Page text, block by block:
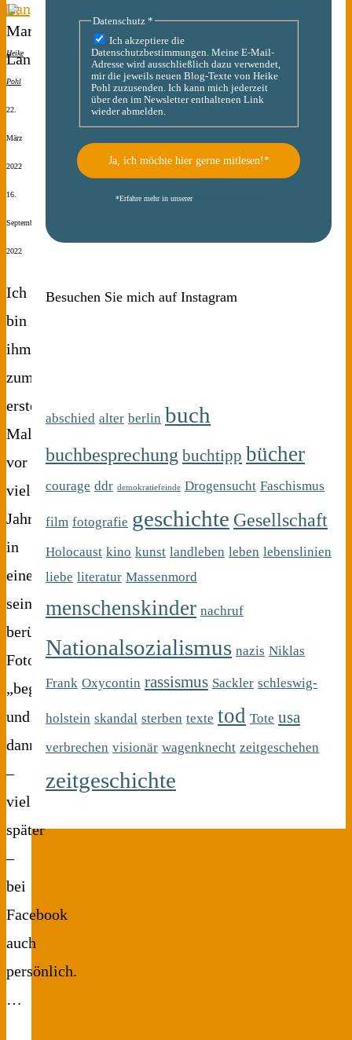
Langer
Heike
Pohl
22.
März
2022
16.
September
2022
Ich
bin
ihm
zum
ersten
Mal
vor
vielen
Jahren
in
einem
seiner
berühmtesten
Fotos
„begegnet“
und
dann
–
viel
später
–
bei
Facebook
auch
persönlich.
…
Datenschutz *
Ich akzeptiere die
Datenschutzbestimmungen. Meine E-Mail-
Adresse wird ausschließlich dazu verwendet,
mir die jeweils neuen Blog-Texte von Heike
Pohl zuzusenden. Ich kann mich jederzeit
über den im Newsletter enthaltenen Link
wieder abmelden.
*Erfahre mehr in unserer
Besuchen Sie mich auf Instagram
abschied alter berlin buch
buchbesprechung buchtipp bücher
courage ddr demokratiefeinde Drogensucht Faschismus
film fotografie geschichte Gesellschaft
Holocaust kino kunst landleben leben lebenslinien
liebe literatur Massenmord
menschenskinder nachruf
Nationalsozialismus nazis Niklas
Frank Oxycontin rassismus Sackler schleswig-
holstein skandal sterben texte tod Tote usa
verbrechen visionär wagenknecht zeitgeschehen
zeitgeschichte